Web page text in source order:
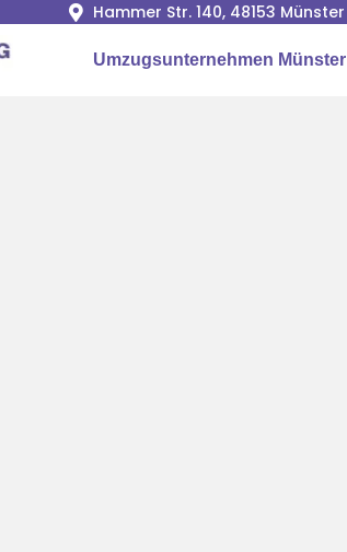
Hammer Str. 140, 48153 Münster
Umzugsunternehmen Münster